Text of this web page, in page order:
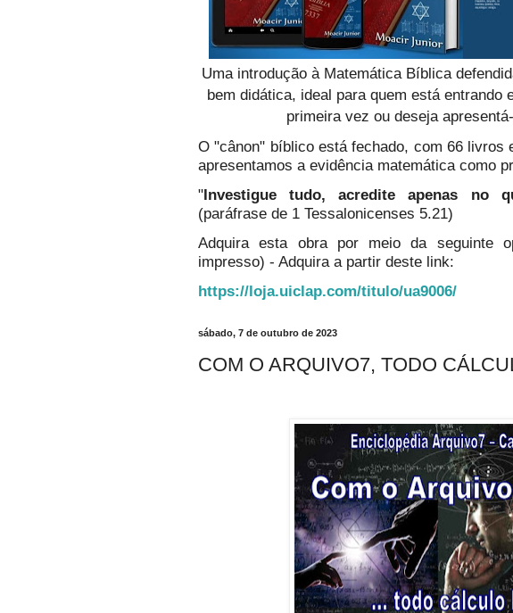
Uma introdução à Matemática Bíblica
bem didática, ideal para quem está entrando
primeira vez ou deseja
O "cânon" bíblico está fechado, com 66 livros
apresentamos a evidência matemática como
"Investigue tudo, acredite apenas no
(paráfrase de 1 Tessalonicenses 5.21)
Adquira esta obra por meio da seguinte
impresso) - Adquira a partir deste link:
https://loja.uiclap.com/titulo/ua9006/
sábado, 7 de outubro de 2023
COM O ARQUIVO7, TODO